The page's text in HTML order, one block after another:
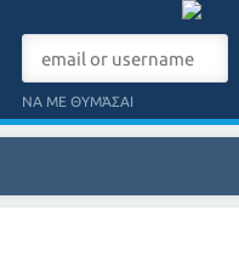
ΝΑ ΜΕ ΘΥΜΆΣΑΙ